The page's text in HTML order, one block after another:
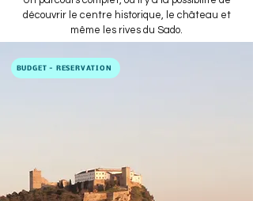
découvrir le centre historique, le château et
même les rives du Sado.
BUDGET - RÉSERVATION